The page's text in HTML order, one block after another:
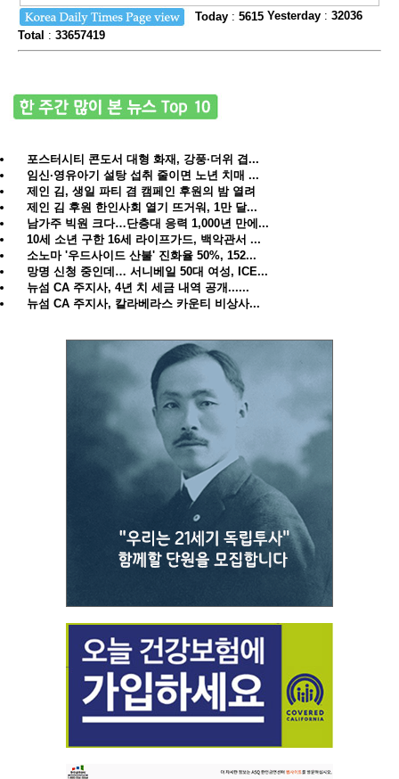
Today : 5615 Yesterday : 32036
Total : 33657419
포스터시티 콘도서 대형 화재, 강풍·더위 겹...
임신·영유아기 설탕 섭취 줄이면 노년 치매 ...
제인 김, 생일 파티 겸 캠페인 후원의 밤 열려
제인 김 후원 한인사회 열기 뜨거워, 1만 달...
남가주 빅원 크다…단층대 응력 1,000년 만에...
10세 소년 구한 16세 라이프가드, 백악관서 ...
소노마 '우드사이드 산불' 진화율 50%, 152...
망명 신청 중인데… 서니베일 50대 여성, ICE...
뉴섬 CA 주지사, 4년 치 세금 내역 공개......
뉴섬 CA 주지사, 칼라베라스 카운티 비상사...